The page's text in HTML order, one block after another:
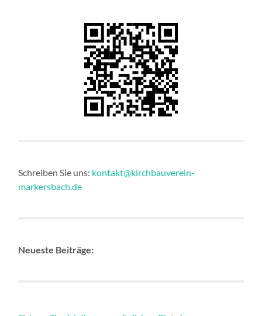
Schreiben Sie uns: kontakt@kirchbauverein-
markersbach.de
Neueste Beiträge: